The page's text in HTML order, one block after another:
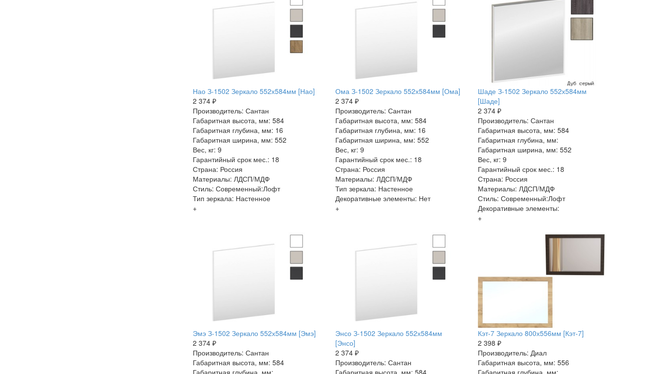
Нао З-1502 Зеркало 552х584мм [Нао]
2 374 ₽
Производитель: Сантан
Габаритная высота, мм: 584
Габаритная глубина, мм: 16
Габаритная ширина, мм: 552
Вес, кг: 9
Гарантийный срок мес.: 18
Страна: Россия
Материалы: ЛДСП/МДФ
Стиль: Современный:Лофт
Тип зеркала: Настенное
+
Ома З-1502 Зеркало 552х584мм [Ома]
2 374 ₽
Производитель: Сантан
Габаритная высота, мм: 584
Габаритная глубина, мм: 16
Габаритная ширина, мм: 552
Вес, кг: 9
Гарантийный срок мес.: 18
Страна: Россия
Материалы: ЛДСП/МДФ
Тип зеркала: Настенное
Декоративные элементы: Нет
+
Шаде З-1502 Зеркало 552х584мм
[Шаде]
2 374 ₽
Производитель: Сантан
Габаритная высота, мм: 584
Габаритная глубина, мм:
Габаритная ширина, мм: 552
Вес, кг: 9
Гарантийный срок мес.: 18
Страна: Россия
Материалы: ЛДСП/МДФ
Стиль: Современный:Лофт
Декоративные элементы:
+
Эмэ З-1502 Зеркало 552х584мм [Эмэ]
2 374 ₽
Производитель: Сантан
Габаритная высота, мм: 584
Энсо З-1502 Зеркало 552х584мм
[Энсо]
2 374 ₽
Производитель: Сантан
Кэт-7 Зеркало 800х556мм [Кэт-7]
2 398 ₽
Производитель: Диал
Габаритная высота, мм: 556